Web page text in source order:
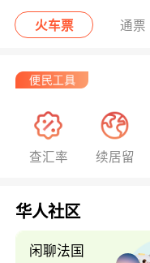
火车票 通票
查汇率 续居留
华人社区
闲聊法国